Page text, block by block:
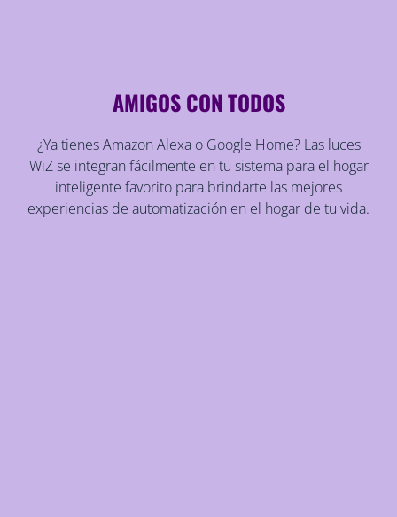
AMIGOS CON TODOS
¿Ya tienes Amazon Alexa o Google Home? Las luces
WiZ se integran fácilmente en tu sistema para el hogar
inteligente favorito para brindarte las mejores
experiencias de automatización en el hogar de tu vida.